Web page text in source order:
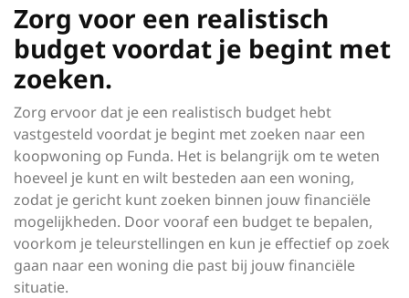
Zorg voor een realistisch
budget voordat je begint met
zoeken.
Zorg ervoor dat je een realistisch budget hebt
vastgesteld voordat je begint met zoeken naar een
koopwoning op Funda. Het is belangrijk om te weten
hoeveel je kunt en wilt besteden aan een woning,
zodat je gericht kunt zoeken binnen jouw financiële
mogelijkheden. Door vooraf een budget te bepalen,
voorkom je teleurstellingen en kun je effectief op zoek
gaan naar een woning die past bij jouw financiële
situatie.